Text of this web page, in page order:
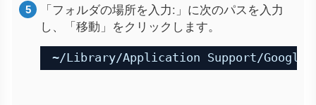
「フォルダの場所を入力:」に次のパスを入力
し、「移動」をクリックします。
~/Library/Application Support/Google/